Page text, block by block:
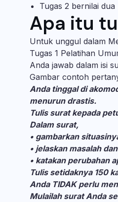
Tugas 2 bernilai
Apa itu
Untuk unggul dalam
Tugas 1 Pelatihan
Anda jawab dalam isi
Gambar contoh
Anda tinggal di
menurun drastis.
Tulis surat kepada
Dalam surat,
• gambarkan
• jelaskan masalah
• katakan perubahan
Tulis setidaknya 150
Anda TIDAK perlu
Mulailah surat Anda